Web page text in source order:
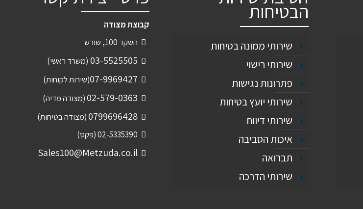
הבטיחות
שירותי ממונה בטיחות
שירותי רישוי
פתרונות נגישות
שירותי יועץ בטיחות
שירותי דיווח
איכות הסביבה
תברואה
שירותי הדרכה
קבוצת מצודה
השקד 100, שורש
03-5525505 (משרד ראשי)
07-9969427(שירות לקוחות)
02-579-0363 (מצודה מדיה)
0799696428 (מצודה בטיחות)
02-5335390 (פקס)
Sales100@Metzuda.co.il